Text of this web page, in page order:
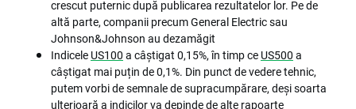
crescut puternic după publicarea rezultatelor lor. Pe de
altă parte, companii precum General Electric sau
Johnson&Johnson au dezamăgit
Indicele US100 a câștigat 0,15%, în timp ce US500 a
câștigat mai puțin de 0,1%. Din punct de vedere tehnic,
putem vorbi de semnale de supracumpărare, deși soarta
ulterioară a indicilor va depinde de alte rapoarte